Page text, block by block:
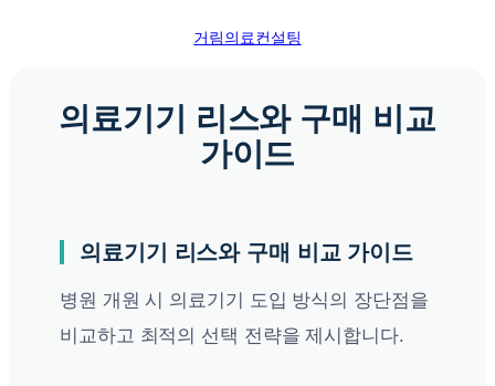
거림의료컨설팅
의료기기 리스와 구매 비교
가이드
의료기기 리스와 구매 비교 가이드
병원 개원 시 의료기기 도입 방식의 장단점을
비교하고 최적의 선택 전략을 제시합니다.